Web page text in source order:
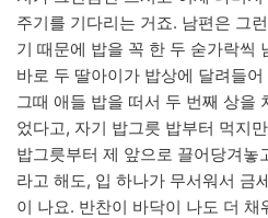
주기를 기다리는 거죠. 남편은 그
기 때문에 밥을 꼭 한 두 숟가락씩
바로 두 딸아이가 밥상에 달려들
그때 애들 밥을 떠서 두 번째 상을
었다고, 자기 밥그릇 밥부터 먹지
밥그릇부터 제 앞으로 끌어당겨놓
라고 해도, 입 하나가 무서워서 금
이 나요. 반찬이 바닥이 나도 더